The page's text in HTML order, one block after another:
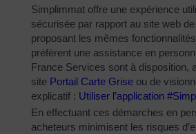
Simplimmat offre une expérience
sécurisée par rapport au site web de
proposant les mêmes
préfèrent une assistance en
France Services sont à disposition,
site Portail Carte Grise ou de
explicatif : Utiliser l’application
En effectuant ces démarches en
acheteurs minimisent les risques